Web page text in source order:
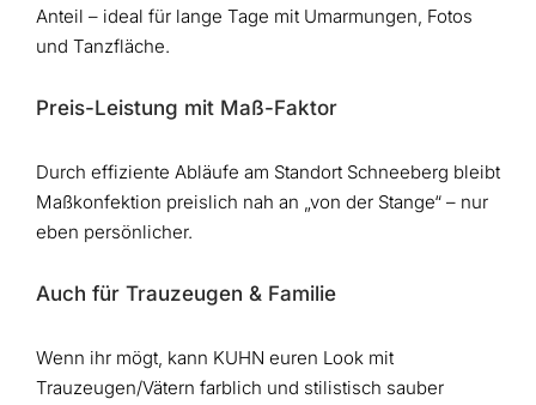
Anteil – ideal für lange Tage mit Umarmungen, Fotos
und Tanzfläche.
Preis-Leistung mit Maß-Faktor
Durch effiziente Abläufe am Standort Schneeberg bleibt
Maßkonfektion preislich nah an „von der Stange“ – nur
eben persönlicher.
Auch für Trauzeugen & Familie
Wenn ihr mögt, kann KUHN euren Look mit
Trauzeugen/Vätern farblich und stilistisch sauber